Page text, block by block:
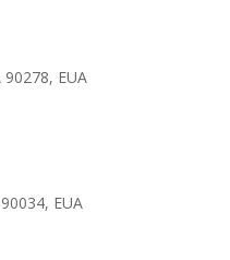
EUA
EUA